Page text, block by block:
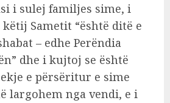
i sulej familjes sime, i
Sametit “është ditë e
– edhe Perëndia
dhe i kujtoj se është
e përsëritur e sime
largohem nga vendi, e i